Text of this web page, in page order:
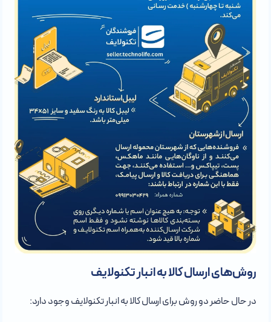
روش‌های ارسال کالا به انبار تکنولایف
در حال حاضر دو روش برای ارسال کالا به انبار تکنولایف وجود دارد: